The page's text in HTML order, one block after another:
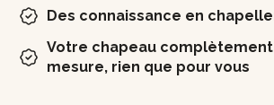
Des connaissance en
Votre chapeau
mesure, rien que pour vous